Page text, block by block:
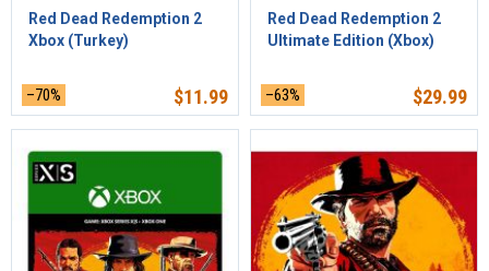
Red Dead Redemption 2
Xbox (Turkey)
–70% $11.99
Red Dead Redemption 2
Ultimate Edition (Xbox)
–63% $29.99